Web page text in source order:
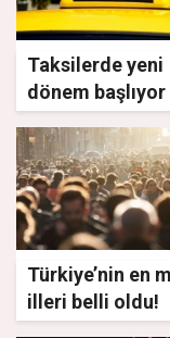
Taksilerde yeni
dönem başlıyor
Türkiye’nin en
illeri belli oldu!